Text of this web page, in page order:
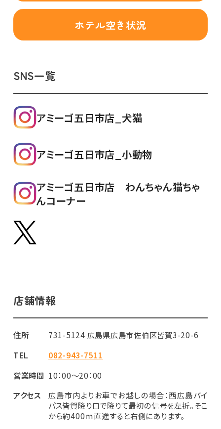
ホテル空き状況
SNS一覧
アミーゴ五日市店_犬猫
アミーゴ五日市店_小動物
アミーゴ五日市店 わんちゃん猫ちゃ
んコーナー
店舗情報
住所
731-5124 広島県広島市佐伯区皆賀3-20-6
TEL
082-943-7511
営業時間 10：00～20：00
アクセス
広島市内よりお車でお越しの場合：西広島バイ
パス皆賀降り口で降りて最初の信号を左折。そこ
から約400ｍ直進すると右側にあります。